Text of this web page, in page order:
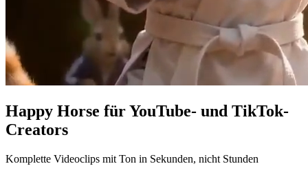
Happy Horse für YouTube- und TikTok-
Creators
Komplette Videoclips mit Ton in Sekunden, nicht Stunden